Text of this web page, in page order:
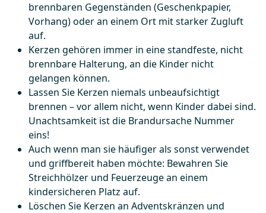
brennbaren Gegenständen (Geschenkpapier,
Vorhang) oder an einem Ort mit starker Zugluft
auf.
Kerzen gehören immer in eine standfeste, nicht
brennbare Halterung, an die Kinder nicht
gelangen können.
Lassen Sie Kerzen niemals unbeaufsichtigt
brennen – vor allem nicht, wenn Kinder dabei sind.
Unachtsamkeit ist die Brandursache Nummer
eins!
Auch wenn man sie häufiger als sonst verwendet
und griffbereit haben möchte: Bewahren Sie
Streichhölzer und Feuerzeuge an einem
kindersicheren Platz auf.
Löschen Sie Kerzen an Adventskränzen und